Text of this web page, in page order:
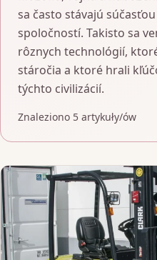
sa často stávajú
spoločností. Takisto sa
rôznych technológií,
stáročia a ktoré hrali
týchto civilizácií.
Znaleziono 5 artykuły/ów